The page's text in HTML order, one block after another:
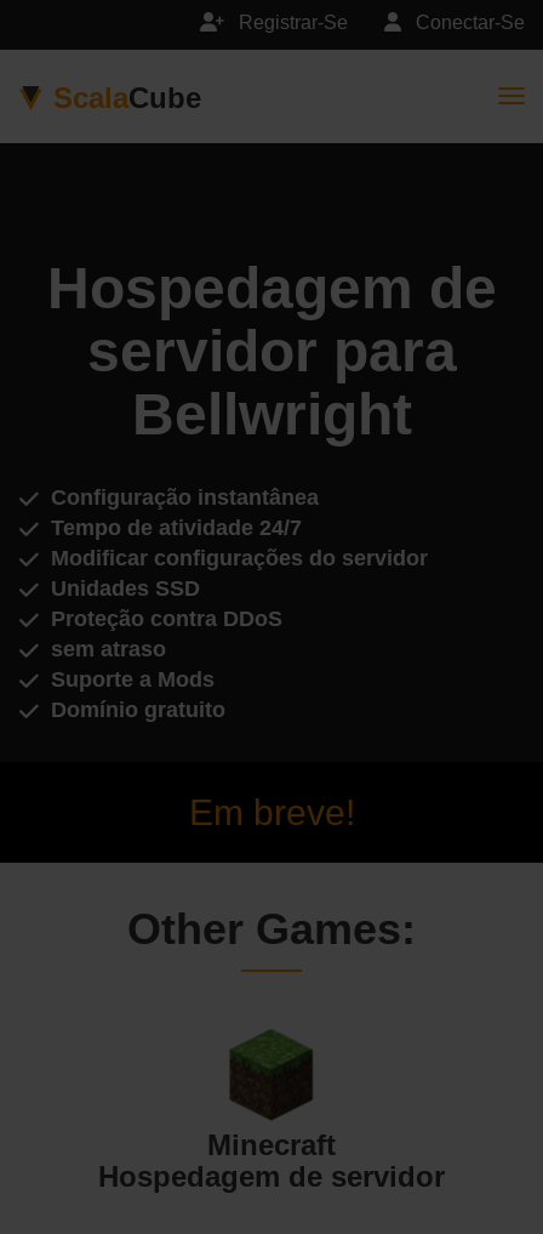
Conectar-Se
Registrar-Se
ScalaCube
Hospedagem de
servidor para
Bellwright
Configuração instantânea
Tempo de atividade 24/7
Modificar configurações do servidor
Unidades SSD
Proteção contra DDoS
sem atraso
Suporte a Mods
Domínio gratuito
Em breve!
Other Games:
Minecraft
Hospedagem de servidor